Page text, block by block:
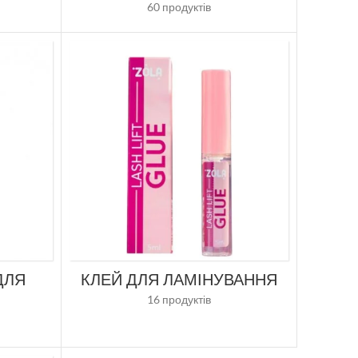
60 продуктів
КЛЕЙ ДЛЯ ЛАМІНУВАННЯ
16 продуктів